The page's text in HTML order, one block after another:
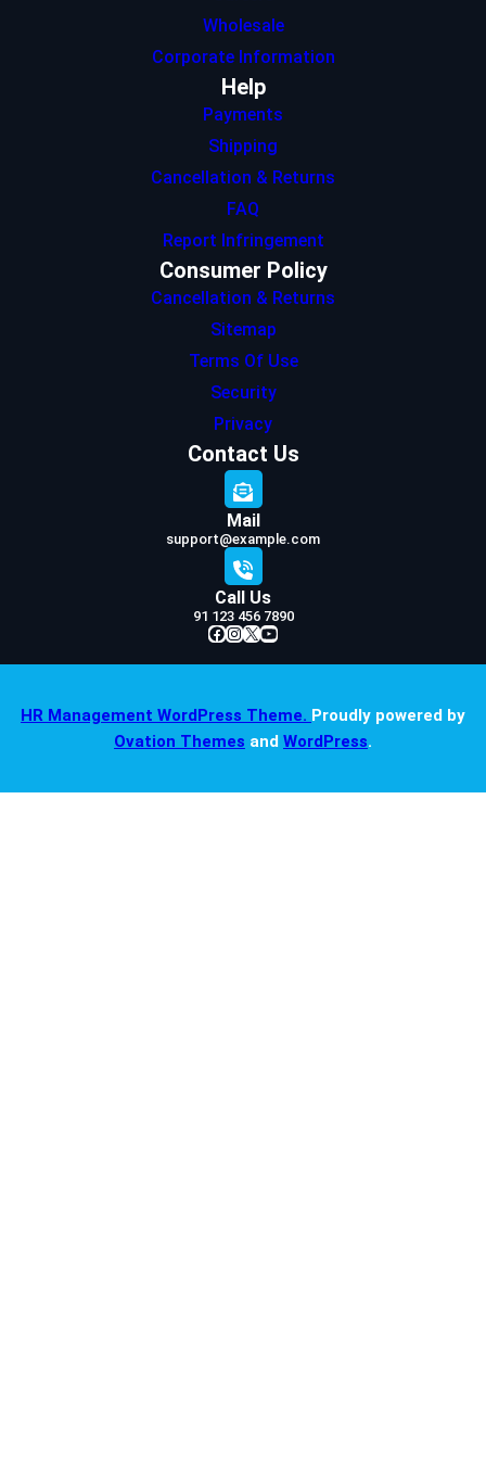
Wholesale
Corporate Information
Help
Payments
Shipping
Cancellation & Returns
FAQ
Report Infringement
Consumer Policy
Cancellation & Returns
Sitemap
Terms Of Use
Security
Privacy
Contact Us
Mail
support@example.com
Call Us
91 123 456 7890
Facebook InstagramX YouTube
HR Management WordPress Theme. Proudly powered by
Ovation Themes and WordPress.